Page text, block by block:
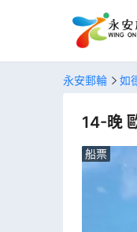
永安郵輪 如
14-晚
船票